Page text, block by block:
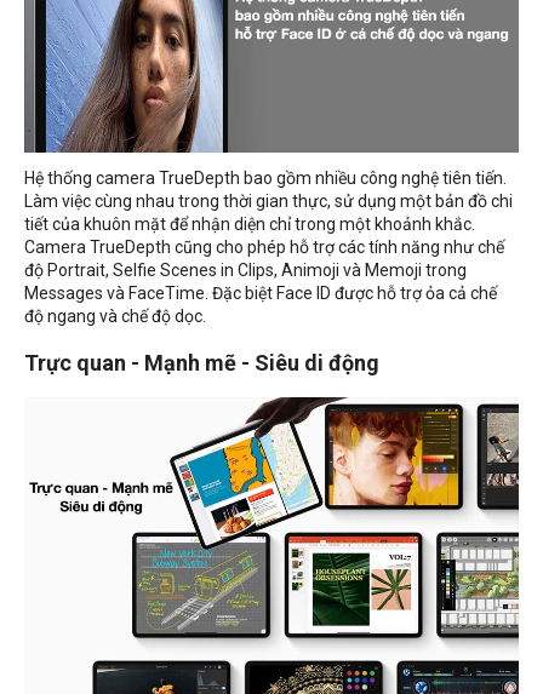
Hệ thống camera TrueDepth bao gồm nhiều công nghệ tiên tiến.
Làm việc cùng nhau trong thời gian thực, sử dụng một bản đồ chi
tiết của khuôn mặt để nhận diện chỉ trong một khoảnh khắc.
Camera TrueDepth cũng cho phép hỗ trợ các tính năng như chế
độ Portrait, Selfie Scenes in Clips, Animoji và Memoji trong
Messages và FaceTime. Đặc biệt Face ID được hỗ trợ ỏa cả chế
độ ngang và chế độ dọc.
Trực quan - Mạnh mẽ - Siêu di động